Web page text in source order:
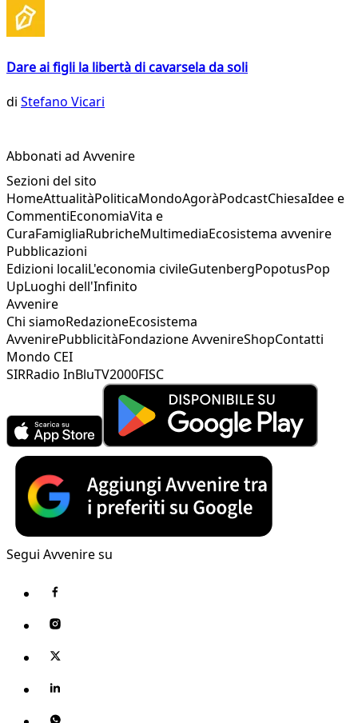
Dare ai figli la libertà di cavarsela da soli
di Stefano Vicari
Abbonati ad Avvenire
Sezioni del sito
HomeAttualitàPoliticaMondoAgoràPodcastChiesaIdee e
CommentiEconomiaVita e
CuraFamigliaRubricheMultimediaEcosistema avvenire
Pubblicazioni
Edizioni localiL'economia civileGutenbergPopotusPop
UpLuoghi dell'Infinito
Avvenire
Chi siamoRedazioneEcosistema
AvvenirePubblicitàFondazione AvvenireShopContatti
Mondo CEI
SIRRadio InBluTV2000FISC
Segui Avvenire su